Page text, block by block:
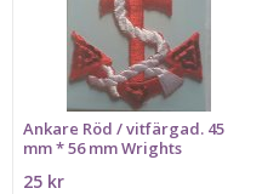
Ankare Röd / vitfärgad. 45
mm * 56 mm Wrights
25 kr